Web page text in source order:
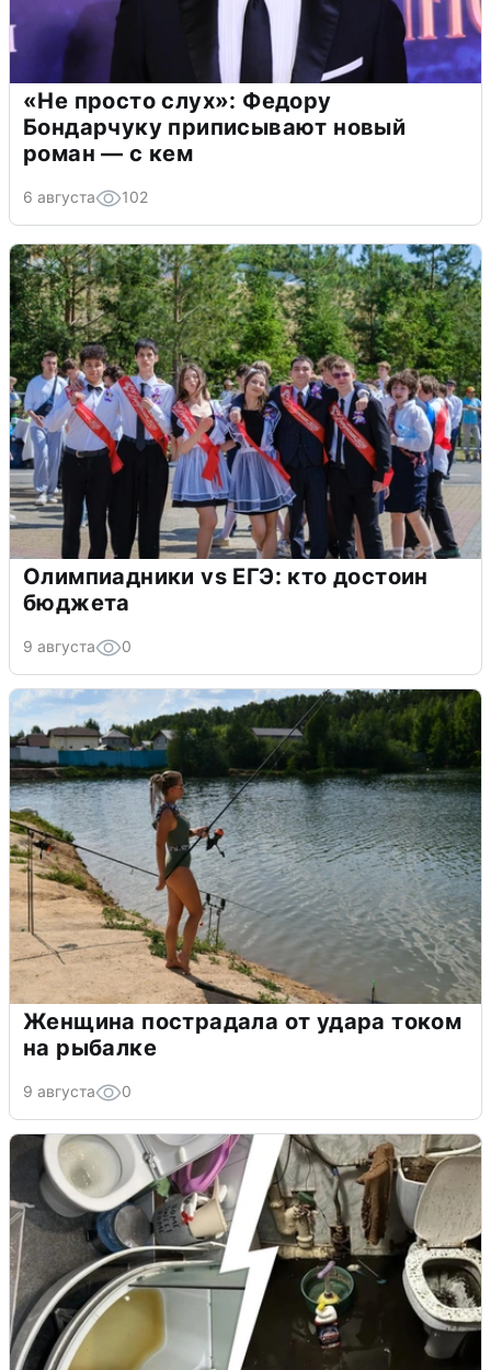
«Не просто слух»: Федору
Бондарчуку приписывают новый
роман — с кем
6 августа 102
Олимпиадники vs ЕГЭ: кто достоин
бюджета
9 августа 0
Женщина пострадала от удара током
на рыбалке
9 августа 0